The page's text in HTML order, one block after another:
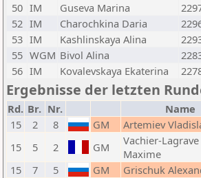
50 IM Guseva Marina
52 IM Charochkina Daria
53 IM Kashlinskaya Alina
55 WGM Bivol Alina
56 IM Kovalevskaya Ekaterina
Ergebnisse der letzten
Rd. Br. Nr. Name
15
2 8 GM Artemiev
15
5 2 GM
Vachier-Lagrave
Maxime
15
7 5 GM Grischuk